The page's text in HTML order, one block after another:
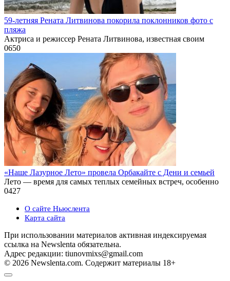
59-летняя Рената Литвинова покорила поклонников фото с
пляжа
Актриса и режиссер Рената Литвинова, известная своим
0650
«Наше Лазурное Лето» провела Орбакайте с Дени и семьей
Лето — время для самых теплых семейных встреч, особенно
0427
О сайте Ньюслента
Карта сайта
При использовании материалов активная индексируемая
ссылка на Newslenta обязательна.
Адрес редакции: tiunovmixs@gmail.com
© 2026 Newslenta.com. Содержит материалы 18+